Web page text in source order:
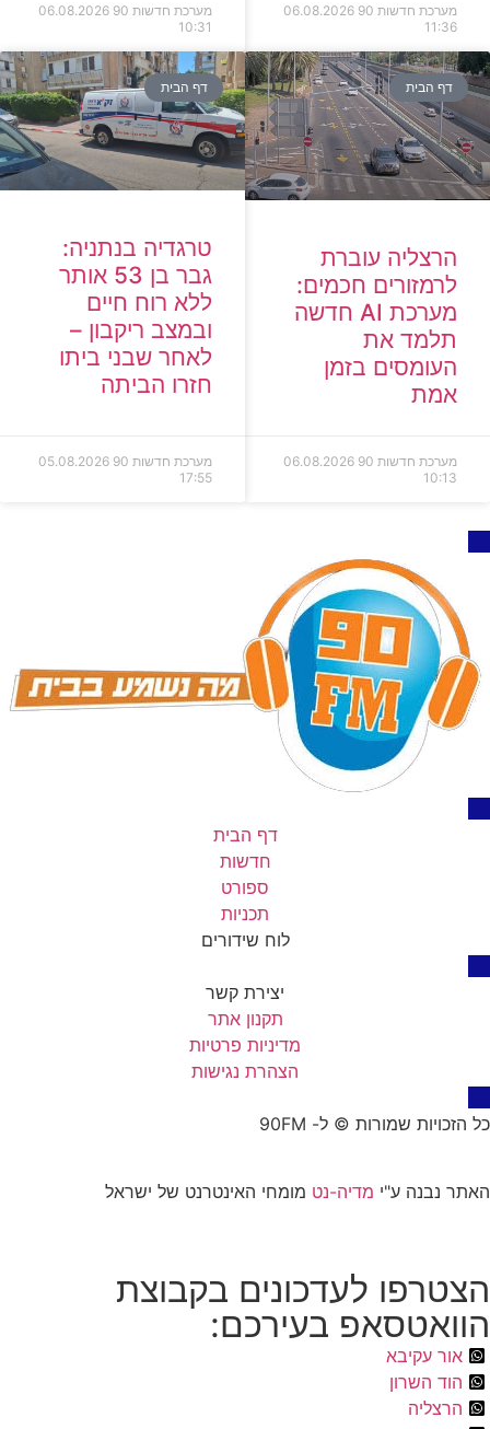
מערכת חדשות 90
06.08.2026
11:36
מערכת חדשות 90
06.08.2026
10:31
דף הבית
הרצליה עוברת
לרמזורים חכמים:
מערכת AI חדשה
תלמד את
העומסים בזמן
אמת
מערכת חדשות 90
06.08.2026
10:13
דף הבית
טרגדיה בנתניה:
גבר בן 53 אותר
ללא רוח חיים
ובמצב ריקבון –
לאחר שבני ביתו
חזרו הביתה
מערכת חדשות 90
05.08.2026
17:55
דף הבית
חדשות
ספורט
תכניות
לוח שידורים
יצירת קשר
תקנון אתר
מדיניות פרטיות
הצהרת נגישות
כל הזכויות שמורות © ל- 90FM
האתר נבנה ע"י מדיה-נט מומחי האינטרנט של ישראל
הצטרפו לעדכונים בקבוצת
הוואטסאפ בעירכם:
אור עקיבא
הוד השרון
הרצליה